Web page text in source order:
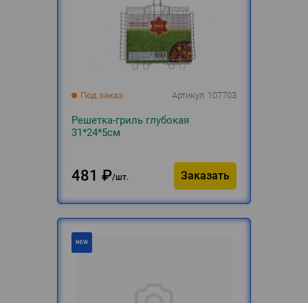
Под заказ Артикул 107703
Решетка-гриль глубокая
31*24*5см
481 ₽ шт. Заказать